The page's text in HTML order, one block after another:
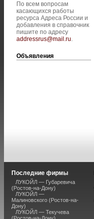
По всем вопросам
касающихся работы
ресурса Адреса России и
добавления в справочник
пишите по адресу
addressrus@mail.ru.
Объявления
Последние фирмы
ЛУКОЙЛ — Губаревича
(Ростов-на-Дону)
ЛУКОЙЛ —
Малиновского (Ростов-на-
Дону)
ЛУКОЙЛ — Текучева